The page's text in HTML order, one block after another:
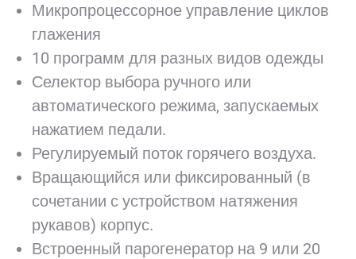
Микропроцессорное управление циклов
глажения
10 программ для разных видов одежды
Селектор выбора ручного или
автоматического режима, запускаемых
нажатием педали.
Регулируемый поток горячего воздуха.
Вращающийся или фиксированный (в
сочетании с устройством натяжения
рукавов) корпус.
Встроенный парогенератор на 9 или 20